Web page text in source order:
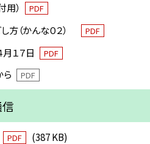
） PDF
方（かんな０２） PDF
１７日 PDF
PDF
信
PDF
(387 KB)